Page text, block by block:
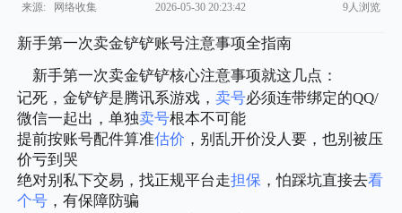
来源: 网络收集 2026-05-30 20:23:42 9人浏览
新手第一次卖金铲铲账号注意事项全指南
新手第一次卖金铲铲核心注意事项就这几点：
记死，金铲铲是腾讯系游戏，卖号必须连带绑定的QQ/
微信一起出，单独卖号根本不可能
提前按账号配件算准估价 ，别乱开价没人要，也别被压
价亏到哭
绝对别私下交易，找正规平台走担保 ，怕踩坑直接去看
个号 ，有保障防骗